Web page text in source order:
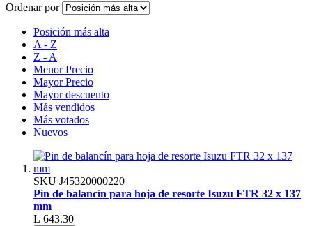
Ordenar por
Posición más alta
A - Z
Z - A
Menor Precio
Mayor Precio
Mayor descuento
Más vendidos
Más votados
Nuevos
SKU J45320000220
Pin de balancín para hoja de resorte Isuzu FTR 32 x 137
mm
L 643.30